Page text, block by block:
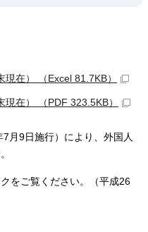
在） （Excel 81.7KB）
在） （PDF 323.5KB）
月9日施行）により、外国人
をご覧ください。（平成26